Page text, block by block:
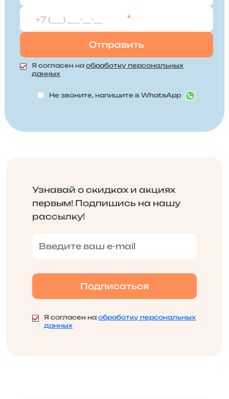
*
Я согласен на обработку персональных
данных
Не звоните, напишите в WhatsApp
Узнавай о скидках и акциях
первым! Подпишись на нашу
рассылку!
Я согласен наобработку персональных
данных